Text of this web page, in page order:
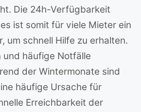
Die 24h-Verfügbarkeit
ist somit für viele Mieter ein
um schnell Hilfe zu erhalten.
und häufige Notfälle
der Wintermonate sind
häufige Ursache für
Erreichbarkeit der